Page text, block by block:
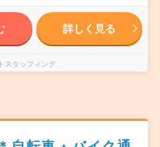
詳しく見る
スタッフィング